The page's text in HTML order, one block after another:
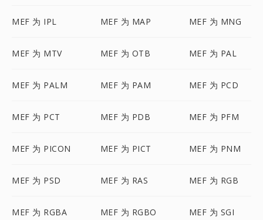
MEF 为 IPL MEF 为 MAP MEF 为 MNG
MEF 为 MTV MEF 为 OTB MEF 为 PAL
MEF 为 PALM MEF 为 PAM MEF 为 PCD
MEF 为 PCT MEF 为 PDB MEF 为 PFM
MEF 为 PICON MEF 为 PICT MEF 为 PNM
MEF 为 PSD MEF 为 RAS MEF 为 RGB
MEF 为 RGBA MEF 为 RGBO MEF 为 SGI